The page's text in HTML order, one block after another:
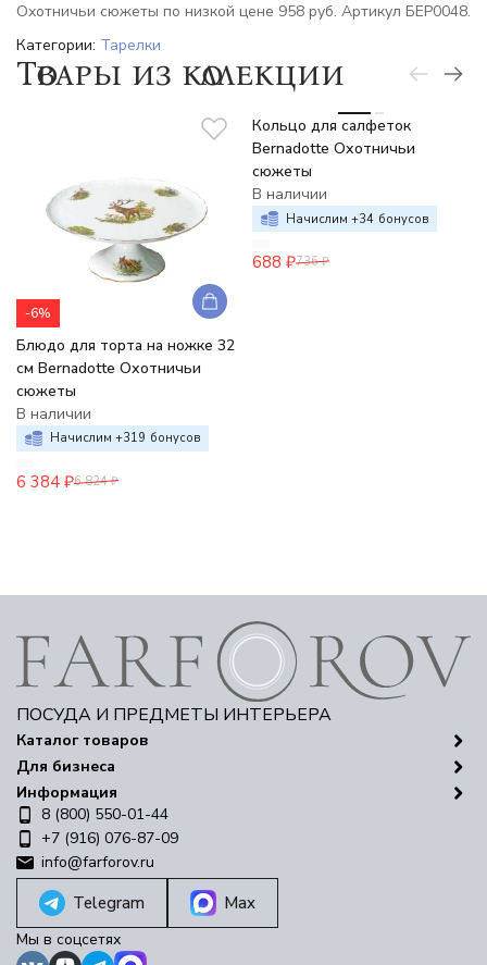
Охотничьи сюжеты по низкой цене 958 руб. Артикул БЕР0048.
Категории: Тарелки
Товары из коллекции
-6%
Блюдо для торта на ножке 32
см Bernadotte Охотничьи
сюжеты
В наличии
Начислим +319 бонусов
6 384 ₽6 824 ₽
Кольцо для салфеток
Bernadotte Охотничьи
сюжеты
В наличии
Начислим +34 бонусов
688 ₽736 ₽
ПОСУДА И ПРЕДМЕТЫ ИНТЕРЬЕРА
Каталог товаров
Для бизнеса
Информация
8 (800) 550-01-44
+7 (916) 076-87-09
info@farforov.ru
Telegram Max
Мы в соцсетях